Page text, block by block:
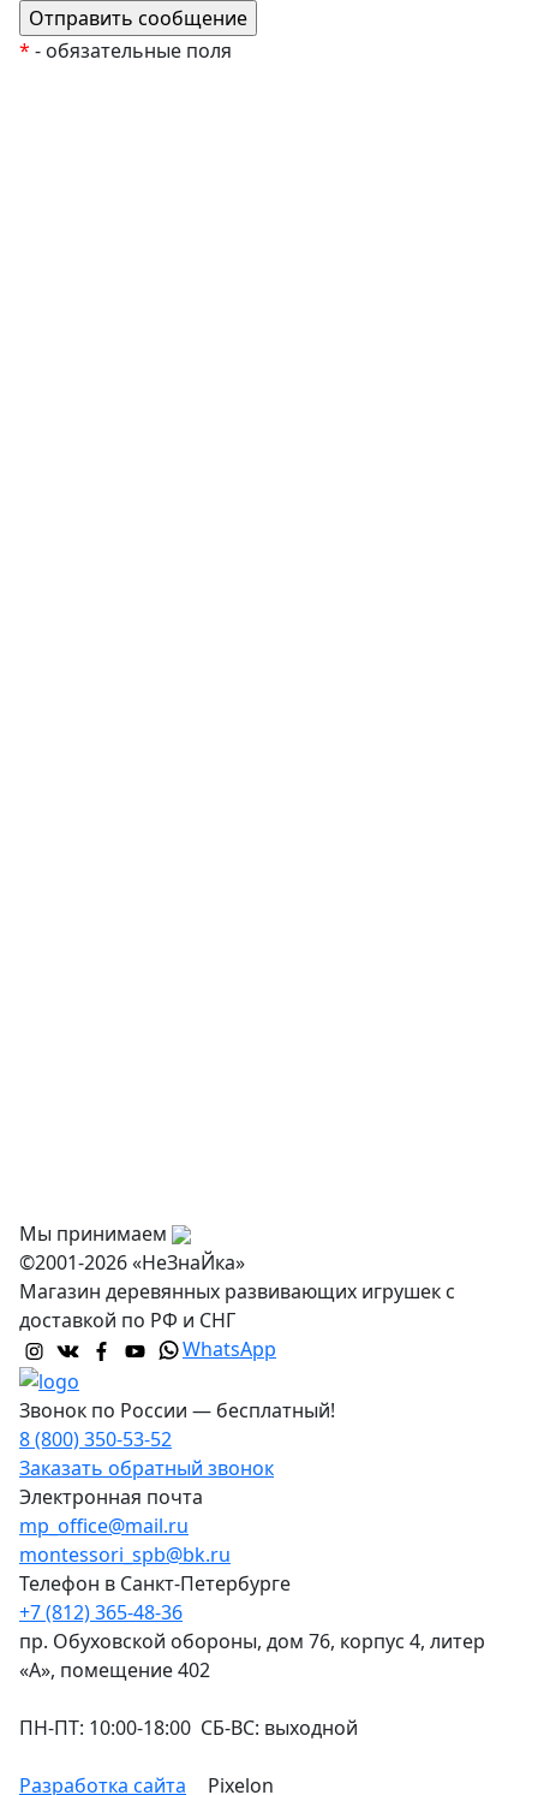
* - обязательные поля
Мы принимаем
©2001-2026 «НеЗнаЙка»
Магазин деревянных развивающих игрушек с
доставкой по РФ и СНГ
WhatsApp
Звонок по России — бесплатный!
8 (800) 350-53-52
Заказать обратный звонок
Электронная почта
mp_office@mail.ru
montessori_spb@bk.ru
Телефон в Санкт-Петербурге
+7 (812) 365-48-36
пр. Обуховской обороны, дом 76, корпус 4, литер
«А», помещение 402
ПН-ПТ: 10:00-18:00 СБ-ВС: выходной
Разработка сайта Pixelon